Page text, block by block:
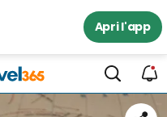
Apri l'app